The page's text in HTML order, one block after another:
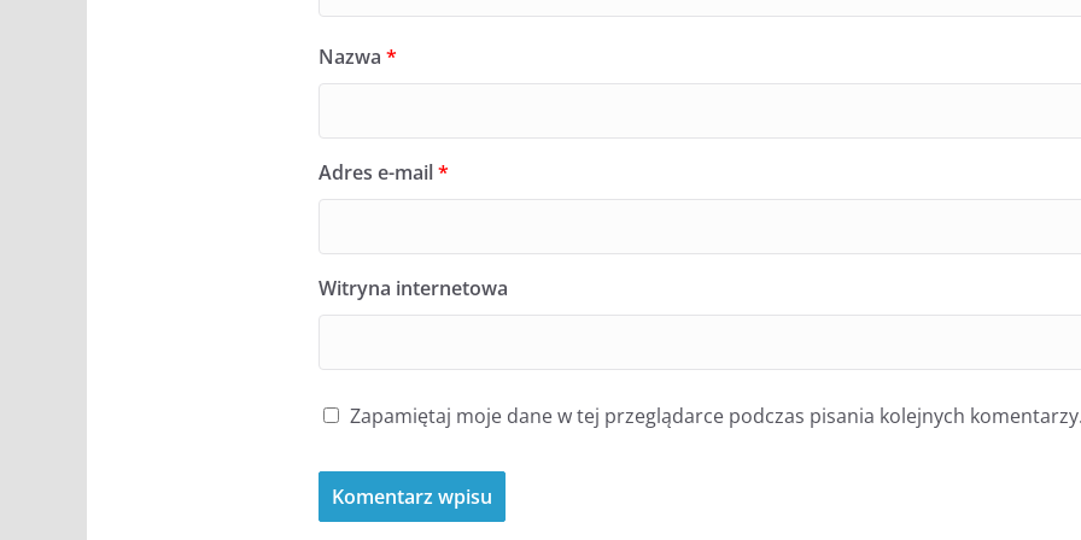
Nazwa *
Adres e-mail*
Witryna internetowa
Zapamiętaj moje dane w tej przeglądarce podczas pisania kolejnych